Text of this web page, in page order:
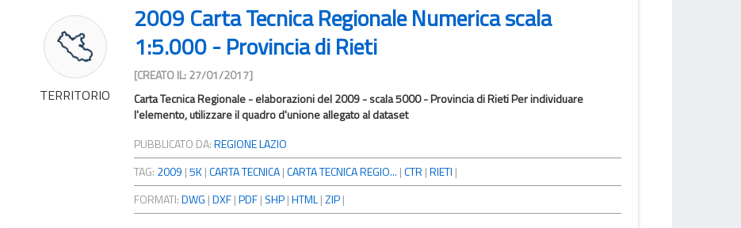
TERRITORIO
2009 Carta Tecnica Regionale Numerica scala
1:5.000 - Provincia di Rieti
[CREATO IL: 27/01/2017]
Carta Tecnica Regionale - elaborazioni del 2009 - scala 5000 - Provincia di Rieti Per individuare
l'elemento, utilizzare il quadro d'unione allegato al dataset
PUBBLICATO DA:REGIONE LAZIO
TAG: 2009 |5K |CARTA TECNICA |CARTA TECNICA REGIO... |CTR |RIETI |
FORMATI:DWG |DXF |PDF | SHP |HTML |ZIP |